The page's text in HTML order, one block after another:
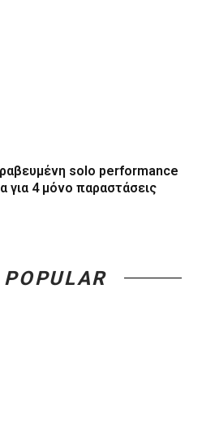
solo performance
για 4 μόνο παραστάσεις